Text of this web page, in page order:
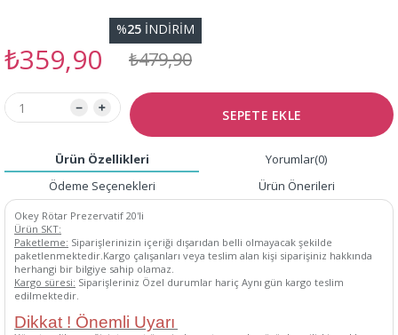
₺479,90
₺359,90
%25 İNDIRIM
Ürün Özellikleri Yorumlar(0)
Ödeme Seçenekleri
Ürün Önerileri
Okey Rötar Prezervatif 20'li
Ürün SKT:
Paketleme: Siparişlerinizin içeriği dışarıdan belli olmayacak şekilde
paketlenmektedir.Kargo çalışanları veya teslim alan kişi siparişiniz hakkında
herhangi bir bilgiye sahip olamaz.
Kargo süresi: Siparişleriniz Özel durumlar hariç Aynı gün kargo teslim
edilmektedir.
Dikkat ! Önemli Uyarı